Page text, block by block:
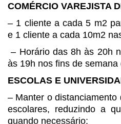
COMÉRCIO VAREJISTA
– 1 cliente a cada 5 m2
e 1 cliente a cada 10m2
– Horário das 8h às 20h
às 19h nos fins de semana
ESCOLAS E
– Manter o distanciamento
escolares, reduzindo a
quando necessário;